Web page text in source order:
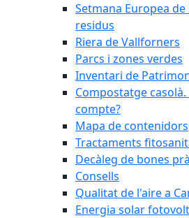
Setmana Europea
residus
Riera de Vallforners
Parcs i zones verdes
Inventari de
Compostatge
compte?
Mapa de contenidors
Tractaments
Decàleg de bones
Consells
Qualitat de l'aire a
Energia solar